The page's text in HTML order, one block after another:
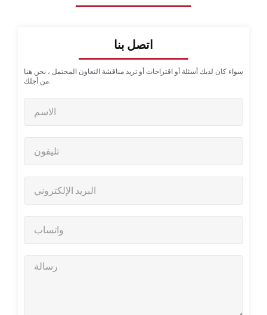
اتصل بنا
سواء كان لديك أسئلة أو اقتراحات أو تريد مناقشة التعاون المحتمل ، نحن هنا